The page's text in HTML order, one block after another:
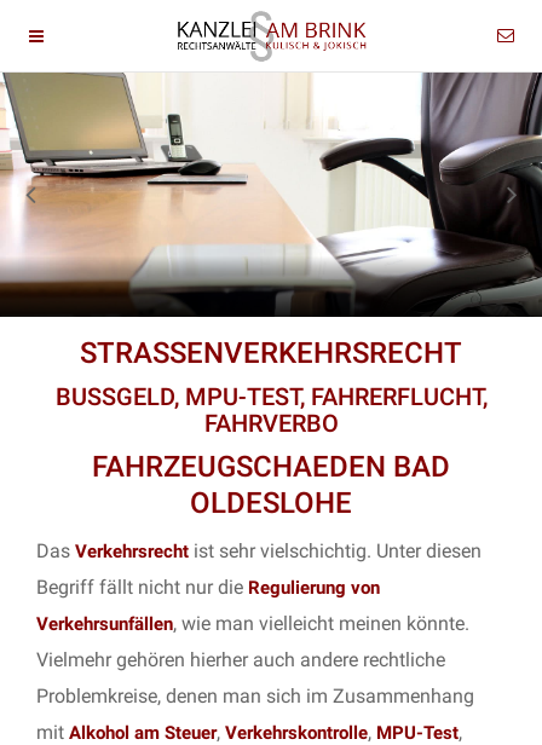
STRASSENVERKEHRSRECHT
BUSSGELD, MPU-TEST, FAHRERFLUCHT,
FAHRVERBO
FAHRZEUGSCHAEDEN BAD
OLDESLOHE
Das Verkehrsrecht ist sehr vielschichtig. Unter diesen
Begriff fällt nicht nur die Regulierung von
Verkehrsunfällen, wie man vielleicht meinen könnte.
Vielmehr gehören hierher auch andere rechtliche
Problemkreise, denen man sich im Zusammenhang
mit Alkohol am Steuer, Verkehrskontrolle, MPU-Test,